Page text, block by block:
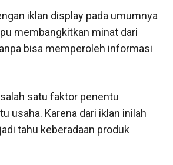
iklan display pada umumnya
membangkitkan minat dari
bisa memperoleh informasi
satu faktor penentu
usaha. Karena dari iklan inilah
tahu keberadaan produk